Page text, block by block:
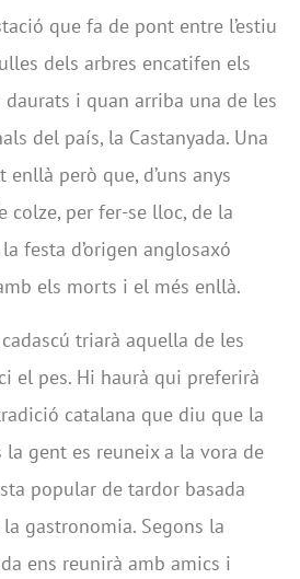
que fa de pont entre l’estiu
dels arbres encatifen els
i quan arriba una de les
del país, la Castanyada. Una
però que, d’uns anys
colze, per fer-se lloc, de la
festa d’origen anglosaxó
els morts i el més enllà.
triarà aquella de les
el pes. Hi haurà qui preferirà
catalana que diu que la
gent es reuneix a la vora de
popular de tardor basada
gastronomia. Segons la
ens reunirà amb amics i